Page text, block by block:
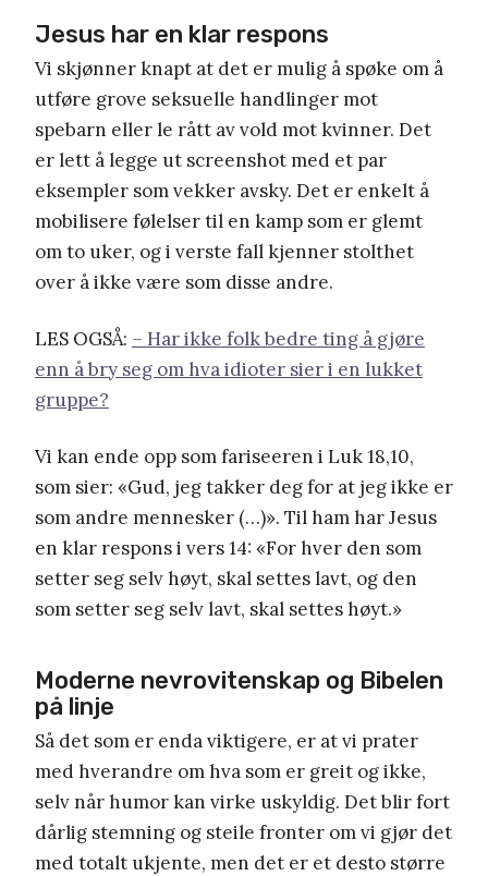
Jesus har en klar respons
Vi skjønner knapt at det er mulig å spøke om å
utføre grove seksuelle handlinger mot
spebarn eller le rått av vold mot kvinner. Det
er lett å legge ut screenshot med et par
eksempler som vekker avsky. Det er enkelt å
mobilisere følelser til en kamp som er glemt
om to uker, og i verste fall kjenner stolthet
over å ikke være som disse andre.
LES OGSÅ: – Har ikke folk bedre ting å gjøre
enn å bry seg om hva idioter sier i en lukket
gruppe?
Vi kan ende opp som fariseeren i Luk 18,10,
som sier: «Gud, jeg takker deg for at jeg ikke er
som andre mennesker (…)». Til ham har Jesus
en klar respons i vers 14: «For hver den som
setter seg selv høyt, skal settes lavt, og den
som setter seg selv lavt, skal settes høyt.»
Moderne nevrovitenskap og Bibelen
på linje
Så det som er enda viktigere, er at vi prater
med hverandre om hva som er greit og ikke,
selv når humor kan virke uskyldig. Det blir fort
dårlig stemning og steile fronter om vi gjør det
med totalt ukjente, men det er et desto større